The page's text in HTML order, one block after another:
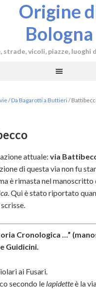
Origine
Bologna
strade, vicoli, piazze, luoghi
/Da Bagarotti a Buttieri/
attuale: via
di questa via non fu
è rimasta nel manoscritto
. Qui è stato riportato
Cronologica …”
Guidicini.
ai Fusari.
secondo le lapidetteè la